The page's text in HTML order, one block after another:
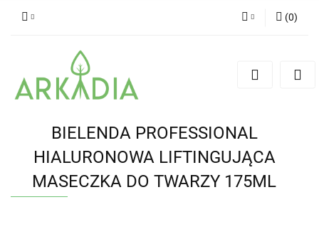
(0)
BIELENDA PROFESSIONAL
HIALURONOWA LIFTINGUJĄCA
MASECZKA DO TWARZY 175ML